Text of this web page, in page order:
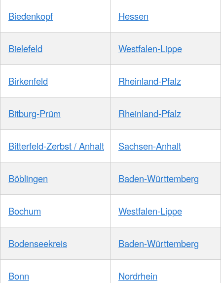
Biedenkopf Hessen
Bielefeld Westfalen-Lippe
Birkenfeld Rheinland-Pfalz
Bitburg-Prüm Rheinland-Pfalz
Bitterfeld-Zerbst / Anhalt Sachsen-Anhalt
Böblingen Baden-Württemberg
Bochum Westfalen-Lippe
Bodenseekreis Baden-Württemberg
Bonn Nordrhein